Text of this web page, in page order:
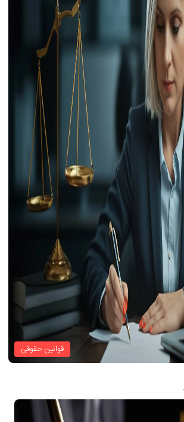
قوانین حقوقی